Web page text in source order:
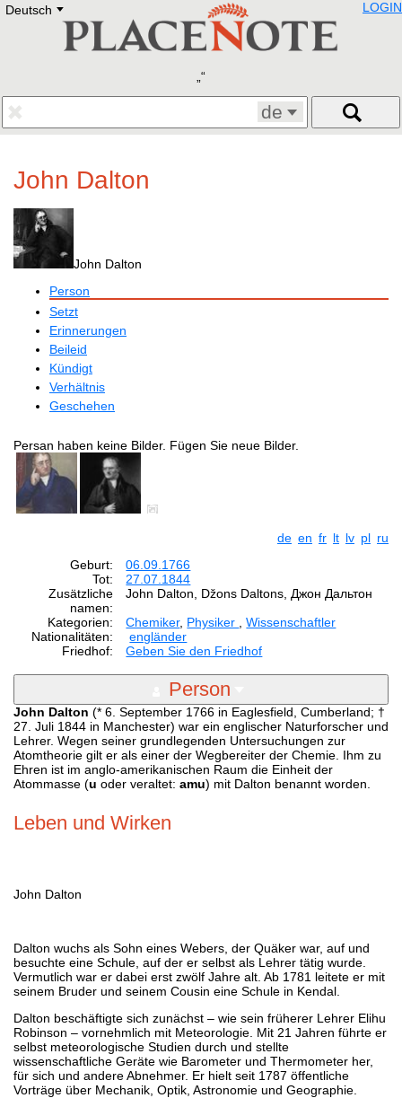
Deutsch E
Deutsch
Francais
Polski
Eestikeelne
LOGIN
de
John Dalton
John Dalton
Person
Setzt
Erinnerungen
Beileid
Kündigt
Verhältnis
Geschehen
Persan haben keine Bilder. Fügen Sie neue Bilder.
de en fr lt lv pl ru
Geburt:
06.09.1766
Tot:
27.07.1844
Zusätzliche
namen:
John Dalton, Džons Daltons, Джон Дальтон
Kategorien:
Chemiker, Physiker ,Wissenschaftler
Nationalitäten:
engländer
Friedhof:
Geben Sie den Friedhof
Person
John Dalton (* 6. September 1766 in Eaglesfield, Cumberland; †
27. Juli 1844 in Manchester) war ein englischer Naturforscher und
Lehrer. Wegen seiner grundlegenden Untersuchungen zur
Atomtheorie gilt er als einer der Wegbereiter der Chemie. Ihm zu
Ehren ist im anglo-amerikanischen Raum die Einheit der
Atommasse (u oder veraltet: amu) mit Dalton benannt worden.
Leben und Wirken
John Dalton
Dalton wuchs als Sohn eines Webers, der Quäker war, auf und
besuchte eine Schule, auf der er selbst als Lehrer tätig wurde.
Vermutlich war er dabei erst zwölf Jahre alt. Ab 1781 leitete er mit
seinem Bruder und seinem Cousin eine Schule in Kendal.
Dalton beschäftigte sich zunächst – wie sein früherer Lehrer Elihu
Robinson – vornehmlich mit Meteorologie. Mit 21 Jahren führte er
selbst meteorologische Studien durch und stellte
wissenschaftliche Geräte wie Barometer und Thermometer her,
für sich und andere Abnehmer. Er hielt seit 1787 öffentliche
Vorträge über Mechanik, Optik, Astronomie und Geographie.